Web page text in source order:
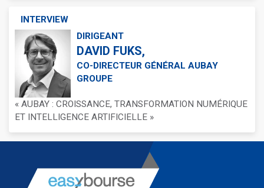
INTERVIEW
DIRIGEANT
DAVID FUKS,
CO-DIRECTEUR GÉNÉRAL AUBAY
GROUPE
« AUBAY : CROISSANCE, TRANSFORMATION NUMÉRIQUE
ET INTELLIGENCE ARTIFICIELLE »